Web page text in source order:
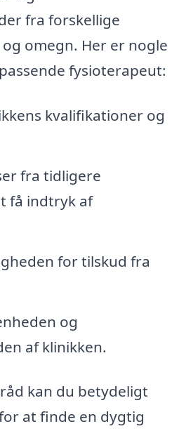
fra forskellige
omegn. Her er nogle
fysioterapeut:
kvalifikationer og
fra tidligere
få indtryk af
for tilskud fra
og
af klinikken.
kan du betydeligt
at finde en dygtig